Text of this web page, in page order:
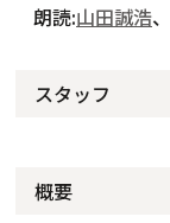
朗読:山田誠浩、
スタッフ
概要